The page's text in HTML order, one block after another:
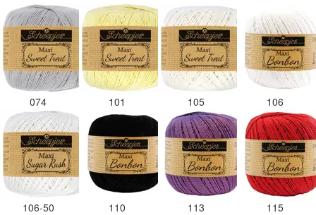
074 101 105 106
106-50 110 113 115